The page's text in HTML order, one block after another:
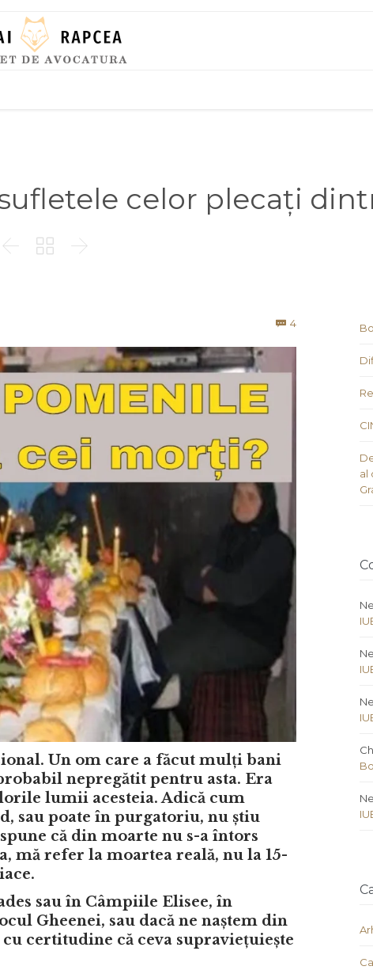
celor plecați
  
 4Comments
Un om care a făcut mulți bani
nepregătit pentru asta. Era
lumii acesteia. Adică cum
sau poate în purgatoriu, nu știu
că din moarte nu s-a întors
mă refer la moartea reală, nu la 15-
sau în Câmpiile Elisee, în
Gheenei, sau dacă ne naștem din
certitudine că ceva supraviețuiește
al